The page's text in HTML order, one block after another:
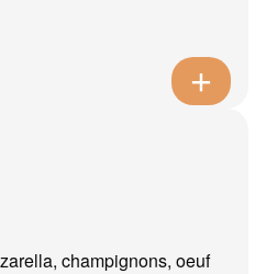
champignons, oeuf